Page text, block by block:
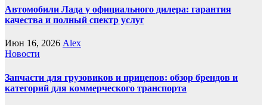
Автомобили Лада у официального дилера: гарантия
качества и полный спектр услуг
Июн 16, 2026 Alex
Новости
Запчасти для грузовиков и прицепов: обзор брендов и
категорий для коммерческого транспорта